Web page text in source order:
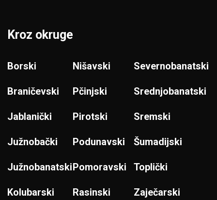
Kroz okruge
Borski
Braničevski
Jablanički
Južnobački
Južnobanatski
Kolubarski
Nišavski
Pčinjski
Pirotski
Podunavski
Pomoravski
Rasinski
Severnobanatski
Srednjobanatski
Sremski
Šumadijski
Toplički
Zaječarski